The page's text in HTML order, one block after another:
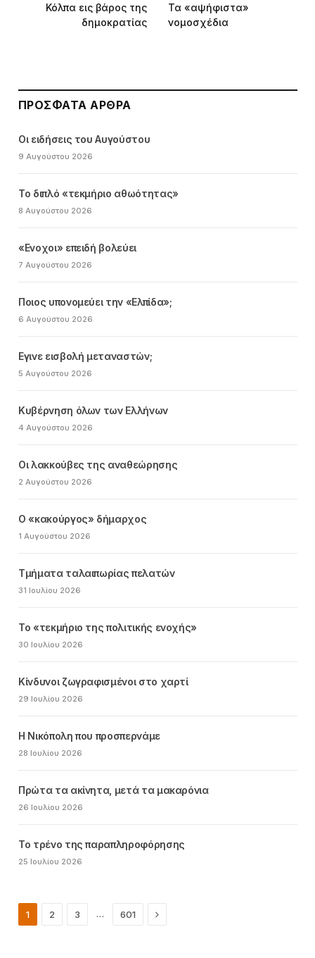
Κόλπα εις βάρος της
δημοκρατίας
Τα «αψήφιστα»
νομοσχέδια
ΠΡΌΣΦΑΤΑ ΆΡΘΡΑ
Οι ειδήσεις του Αυγούστου
9 Αυγούστου 2026
Το διπλό «τεκμήριο αθωότητας»
8 Αυγούστου 2026
«Ενοχοι» επειδή βολεύει
7 Αυγούστου 2026
Ποιος υπονομεύει την «Ελπίδα»;
6 Αυγούστου 2026
Εγινε εισβολή μεταναστών;
5 Αυγούστου 2026
Κυβέρνηση όλων των Ελλήνων
4 Αυγούστου 2026
Οι λακκούβες της αναθεώρησης
2 Αυγούστου 2026
Ο «κακούργος» δήμαρχος
1 Αυγούστου 2026
Τμήματα ταλαιπωρίας πελατών
31 Ιουλίου 2026
Το «τεκμήριο της πολιτικής ενοχής»
30 Ιουλίου 2026
Κίνδυνοι ζωγραφισμένοι στο χαρτί
29 Ιουλίου 2026
Η Νικόπολη που προσπερνάμε
28 Ιουλίου 2026
Πρώτα τα ακίνητα, μετά τα μακαρόνια
26 Ιουλίου 2026
Το τρένο της παραπληροφόρησης
25 Ιουλίου 2026
1 2 3 … 601 Next